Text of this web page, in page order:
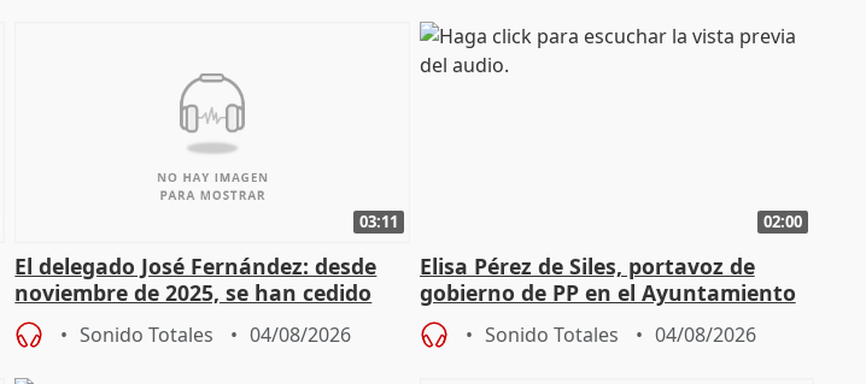
03:11
El delegado José Fernández: desde
noviembre de 2025, se han cedido
9.810 ayudas por nacimiento
Sonido Totales 04/08/2026
02:00
Elisa Pérez de Siles, portavoz de
gobierno de PP en el Ayuntamiento
de Málaga, deja la política
Sonido Totales 04/08/2026